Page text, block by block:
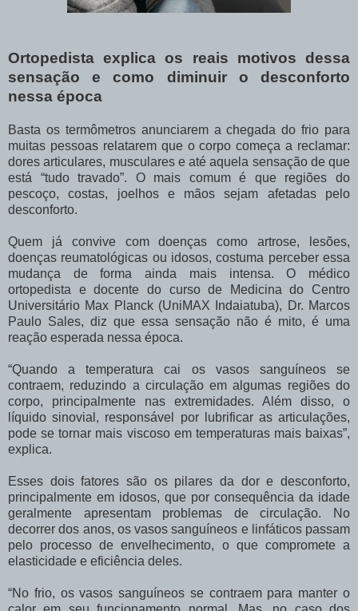
Ortopedista explica os reais motivos dessa
sensação e como diminuir o desconforto
nessa época
Basta os termômetros anunciarem a chegada do frio para
muitas pessoas relatarem que o corpo começa a reclamar:
dores articulares, musculares e até aquela sensação de que
está “tudo travado”. O mais comum é que regiões do
pescoço, costas, joelhos e mãos sejam afetadas pelo
desconforto.
Quem já convive com doenças como artrose, lesões,
doenças reumatológicas ou idosos, costuma perceber essa
mudança de forma ainda mais intensa. O médico
ortopedista e docente do curso de Medicina do Centro
Universitário Max Planck (UniMAX Indaiatuba), Dr. Marcos
Paulo Sales, diz que essa sensação não é mito, é uma
reação esperada nessa época.
“Quando a temperatura cai os vasos sanguíneos se
contraem, reduzindo a circulação em algumas regiões do
corpo, principalmente nas extremidades. Além disso, o
líquido sinovial, responsável por lubrificar as articulações,
pode se tornar mais viscoso em temperaturas mais baixas”,
explica.
Esses dois fatores são os pilares da dor e desconforto,
principalmente em idosos, que por consequência da idade
geralmente apresentam problemas de circulação. No
decorrer dos anos, os vasos sanguíneos e linfáticos passam
pelo processo de envelhecimento, o que compromete a
elasticidade e eficiência deles.
“No frio, os vasos sanguíneos se contraem para manter o